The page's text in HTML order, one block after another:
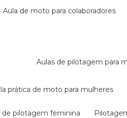
aula de moto para colaboradores
aulas de pilotagem para
prática de moto para mulheres
de pilotagem feminina